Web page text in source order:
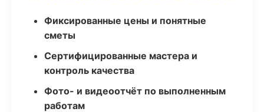
Фиксированные цены и понятные
сметы
Сертифицированные мастера и
контроль качества
Фото- и видеоотчёт по выполненным
работам